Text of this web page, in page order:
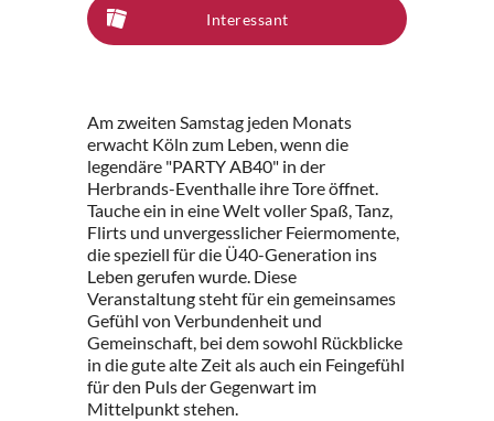
Interessant
Am zweiten Samstag jeden Monats
erwacht Köln zum Leben, wenn die
legendäre "PARTY AB40" in der
Herbrands-Eventhalle ihre Tore öffnet.
Tauche ein in eine Welt voller Spaß, Tanz,
Flirts und unvergesslicher Feiermomente,
die speziell für die Ü40-Generation ins
Leben gerufen wurde. Diese
Veranstaltung steht für ein gemeinsames
Gefühl von Verbundenheit und
Gemeinschaft, bei dem sowohl Rückblicke
in die gute alte Zeit als auch ein Feingefühl
für den Puls der Gegenwart im
Mittelpunkt stehen.